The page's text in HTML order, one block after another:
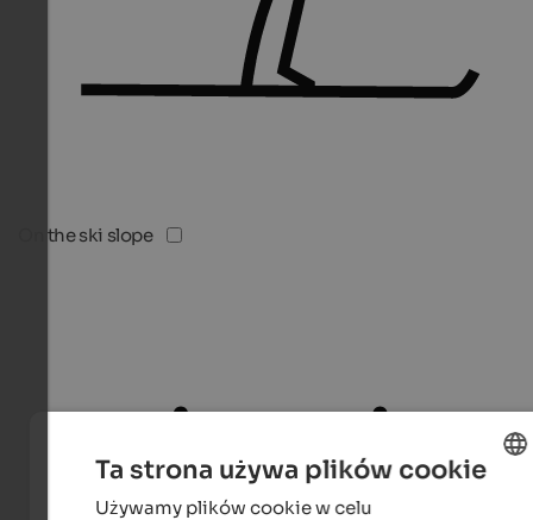
On the ski slope
Ta strona używa plików cookie
Używamy plików cookie w celu